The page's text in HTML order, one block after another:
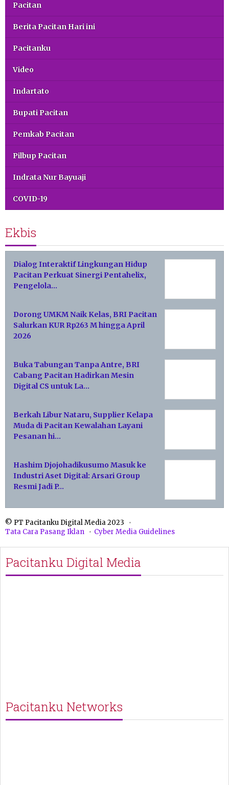
Pacitan
Berita Pacitan Hari ini
Pacitanku
Video
Indartato
Bupati Pacitan
Pemkab Pacitan
Pilbup Pacitan
Indrata Nur Bayuaji
COVID-19
Ekbis
Dialog Interaktif Lingkungan Hidup
Pacitan Perkuat Sinergi Pentahelix,
Pengelola…
Dorong UMKM Naik Kelas, BRI Pacitan
Salurkan KUR Rp263 M hingga April
2026
Buka Tabungan Tanpa Antre, BRI
Cabang Pacitan Hadirkan Mesin
Digital CS untuk La…
Berkah Libur Nataru, Supplier Kelapa
Muda di Pacitan Kewalahan Layani
Pesanan hi…
Hashim Djojohadikusumo Masuk ke
Industri Aset Digital: Arsari Group
Resmi Jadi P…
© PT Pacitanku Digital Media 2023
Tata Cara Pasang Iklan
Cyber Media Guidelines
Pacitanku Digital Media
Pacitanku Networks